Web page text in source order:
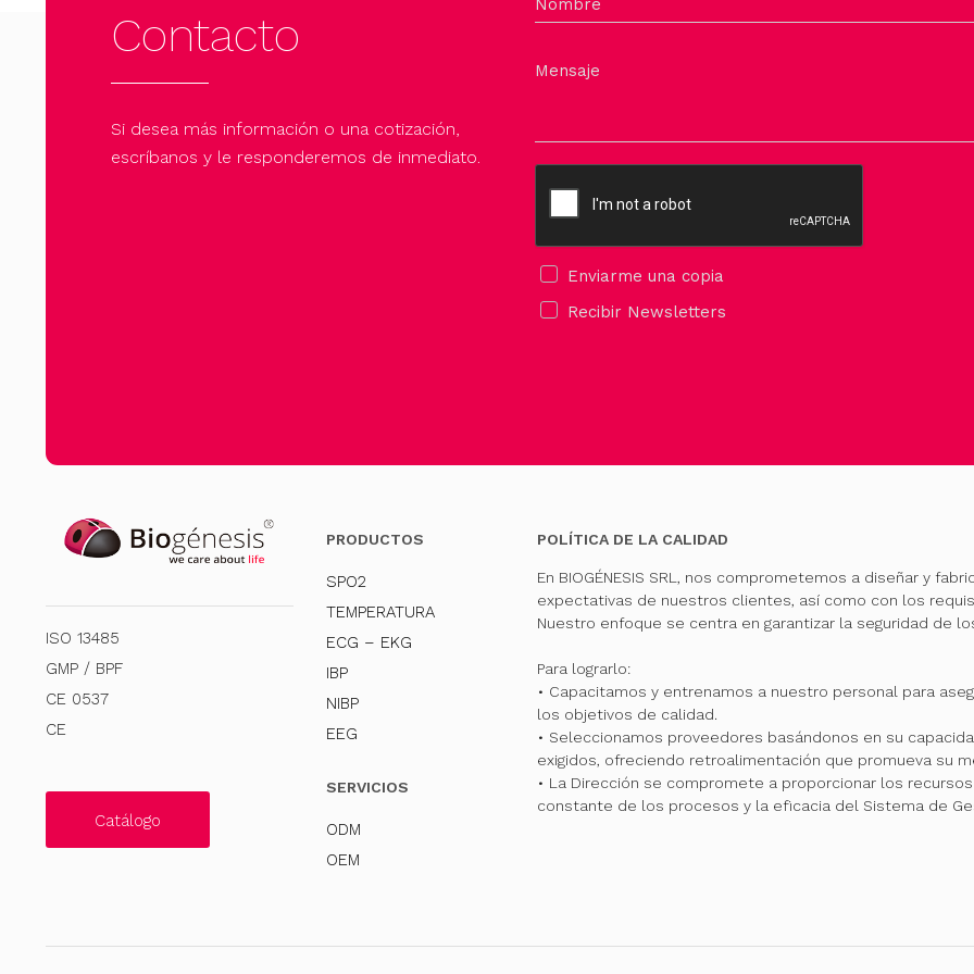
Contacto
Si desea más información o una cotización,
escríbanos y le responderemos de inmediato.
Nombre
Mensaje
Enviarme una copia
Recibir Newsletters
ISO 13485
GMP / BPF
CE 0537
CE
Catálogo
PRODUCTOS
SPO2
TEMPERATURA
ECG – EKG
IBP
NIBP
EEG
SERVICIOS
ODM
OEM
POLÍTICA DE LA CALIDAD
En BIOGÉNESIS SRL, nos comprometemos a diseñar y
expectativas de nuestros clientes, así como con los
Nuestro enfoque se centra en garantizar la seguridad de
Para lograrlo:
• Capacitamos y entrenamos a nuestro personal para
los objetivos de calidad.
• Seleccionamos proveedores basándonos en su
exigidos, ofreciendo retroalimentación que promueva su
• La Dirección se compromete a proporcionar los
constante de los procesos y la eficacia del Sistema de